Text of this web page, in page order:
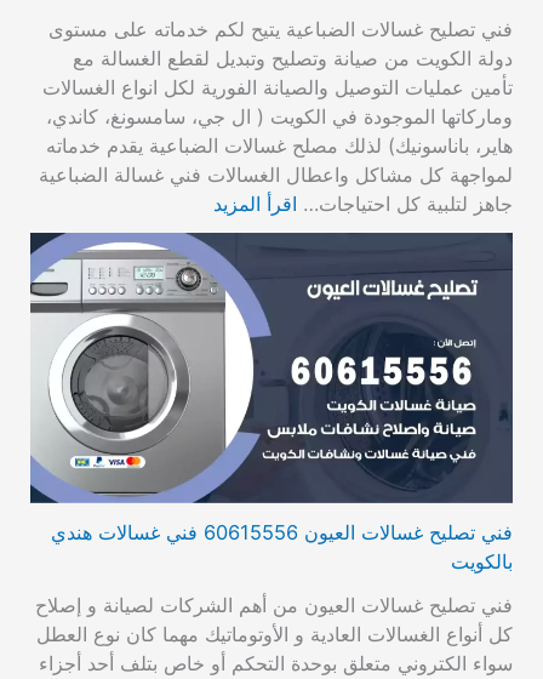
فني تصليح غسالات الضباعية يتيح لكم خدماته على مستوى
دولة الكويت من صيانة وتصليح وتبديل لقطع الغسالة مع
تأمين عمليات التوصيل والصيانة الفورية لكل انواع الغسالات
وماركاتها الموجودة في الكويت ( ال جي، سامسونغ، كاندي،
هاير، باناسونيك) لذلك مصلح غسالات الضباعية يقدم خدماته
لمواجهة كل مشاكل واعطال الغسالات فني غسالة الضباعية
جاهز لتلبية كل احتياجات… اقرأ المزيد
فني تصليح غسالات العيون 60615556 فني غسالات هندي
بالكويت
فني تصليح غسالات العيون من أهم الشركات لصيانة و إصلاح
كل أنواع الغسالات العادية و الأوتوماتيك مهما كان نوع العطل
سواء الكتروني متعلق بوحدة التحكم أو خاص بتلف أحد أجزاء